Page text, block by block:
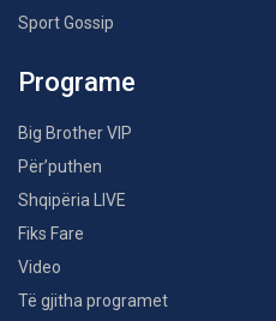
Sport Gossip
Programe
Big Brother VIP
Për’puthen
Shqipëria LIVE
Fiks Fare
Video
Të gjitha programet